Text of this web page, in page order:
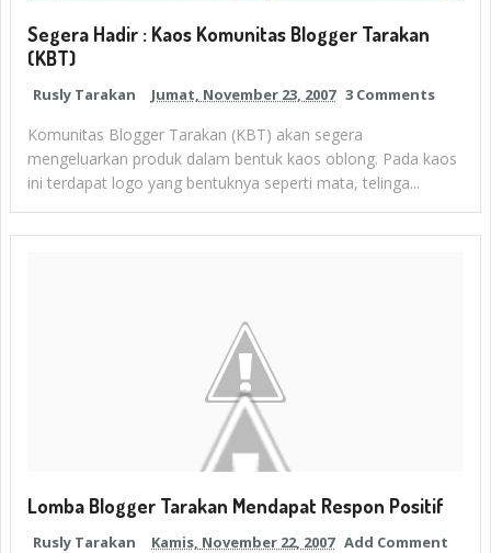
Segera Hadir : Kaos Komunitas Blogger Tarakan
(KBT)
Rusly Tarakan Jumat, November 23, 2007 3 Comments
Komunitas Blogger Tarakan (KBT) akan segera
mengeluarkan produk dalam bentuk kaos oblong. Pada kaos
ini terdapat logo yang bentuknya seperti mata, telinga...
Lomba Blogger Tarakan Mendapat Respon Positif
Rusly Tarakan Kamis, November 22, 2007 Add Comment